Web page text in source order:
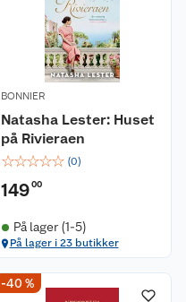
BONNIER
Natasha Lester: Huset
på Rivieraen
☆☆☆☆☆ (0)
14900
På lager (1-5)
På lager i 23 butikker
-40 %